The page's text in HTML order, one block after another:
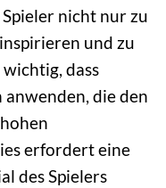
nicht nur zu
und zu
dass
die den
erfordert eine
des Spielers